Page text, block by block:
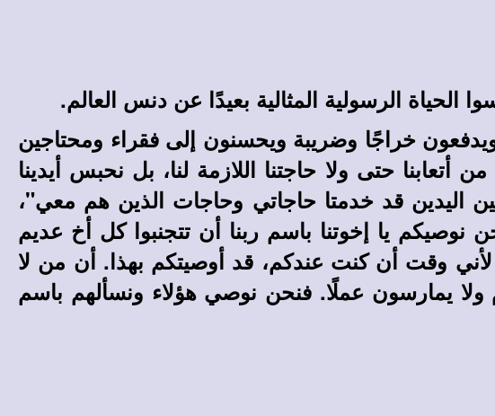
الرسولية المثالية بعيدًا عن دنس العالم.
ويدفعون خراجًا وضريبة ويحسنون إلى فقراء ومحتاجين
حتى ولا حاجتنا اللازمة لنا، بل نحبس أيدينا
اليدين قد خدمتا حاجاتي وحاجات الذين هم معي"،
يا إخوتنا باسم ربنا أن تتجنبوا كل أخ عديم
لأني وقت أن كنت عندكم، قد أوصيتكم بهذا. أن من لا
يمارسون عملًا. فنحن نوصي هؤلاء ونسألهم باسم